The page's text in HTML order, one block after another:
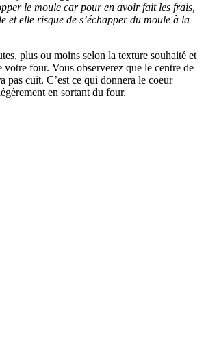
le moule car pour en avoir fait les frais,
et elle risque de s’échapper du moule à la
plus ou moins selon la texture souhaité et
votre four. Vous observerez que le centre de
pas cuit. C’est ce qui donnera le coeur
en sortant du four.